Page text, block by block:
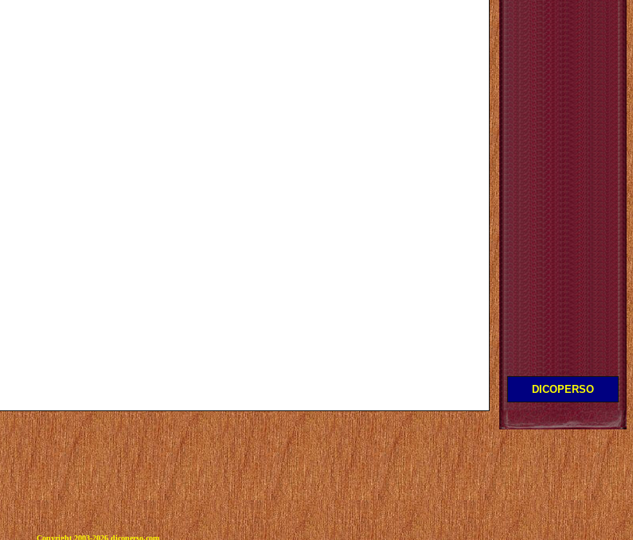
DICOPERSO
Copyright 2003-2026 dicoperso.com